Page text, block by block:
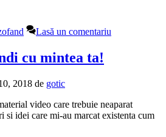
Lasă un comentariu
cu mintea ta!
2018 de gotic
video care trebuie neaparat
si idei care mi-au marcat existenta cum